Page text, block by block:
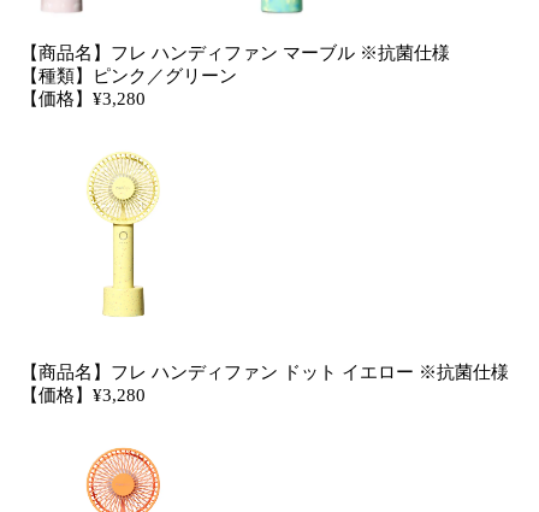
【商品名】フレ ハンディファン マーブル ※抗菌仕様
【種類】ピンク／グリーン
【価格】¥3,280
【商品名】フレ ハンディファン ドット イエロー ※抗菌仕様
【価格】¥3,280